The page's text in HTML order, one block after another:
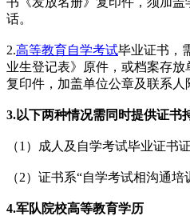
话。
2.高等教育自学考试毕业证书，
业生登记表》原件，或档案存放
复印件，加盖单位公章及联系人
3.以下两种情况需同时提供证书
（1）成人及自学考试毕业证书
（2）证书系“自学考试相沟通培
4.军队院校高等教育学历